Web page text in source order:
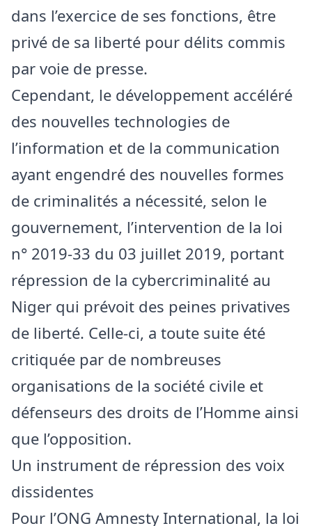
dans l’exercice de ses fonctions, être
privé de sa liberté pour délits commis
par voie de presse.
Cependant, le développement accéléré
des nouvelles technologies de
l’information et de la communication
ayant engendré des nouvelles formes
de criminalités a nécessité, selon le
gouvernement, l’intervention de la loi
n° 2019-33 du 03 juillet 2019, portant
répression de la cybercriminalité au
Niger qui prévoit des peines privatives
de liberté. Celle-ci, a toute suite été
critiquée par de nombreuses
organisations de la société civile et
défenseurs des droits de l’Homme ainsi
que l’opposition.
Un instrument de répression des voix
dissidentes
Pour l’ONG Amnesty International, la loi